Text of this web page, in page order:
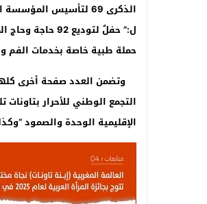
الذكرى 69 لتأسيس المؤسسة الأمنية
ل:” حفلٌ لتوديع 92 حاجة وحاج المتوجهين إلى الديار المقدسة من إقليم تاونات
حملة طبية خاصة بخدمات الفم
وتضمن العدد صفحة أخرى
التجمع الوطني للأحرار
الإقليمية الوحدة والصمود